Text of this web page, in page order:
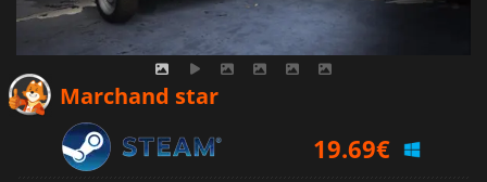
Marchand star
19.69€